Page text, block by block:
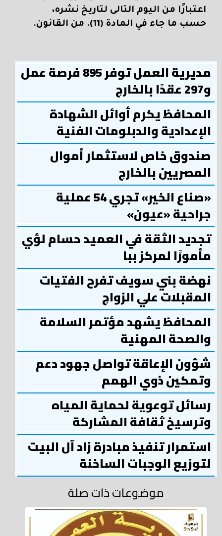
اعتبارًا من اليوم التالى لتاريخ نشره،
حسب ما جاء في المادة (11). من القانون.
مديرية العمل توفر 895 فرصة عمل
و297 عقدًا بالخارج
المحافظ يكرم أوائل الشهادة
الإعدادية والدبلومات الفنية
صندوق خاص لاستثمار أموال
المصريين بالخارج
«صناع الخير» تجري 54 عملية
جراحية «عيون»
تجديد الثقة في العميد حسام لؤي
مأمورًا لمركز ببا
نهضة بني سويف تفرح الفتيات
المقبلات علي الزواج
المحافظ يشهد مؤتمر السلامة
والصحة المهنية
شؤون الإعاقة تواصل جهود دعم
وتمكين ذوي الهمم
رسائل توعوية لحماية المياه
وترسيخ ثقافة المشاركة
استمرار تنفيذ مبادرة زاد آل البيت
لتوزيع الوجبات الساخنة
موضوعات ذات صلة